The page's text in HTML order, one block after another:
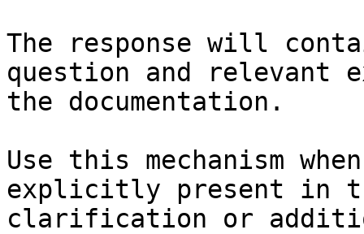
The response will
question and relevant
the documentation.
Use this mechanism
explicitly present in
clarification or